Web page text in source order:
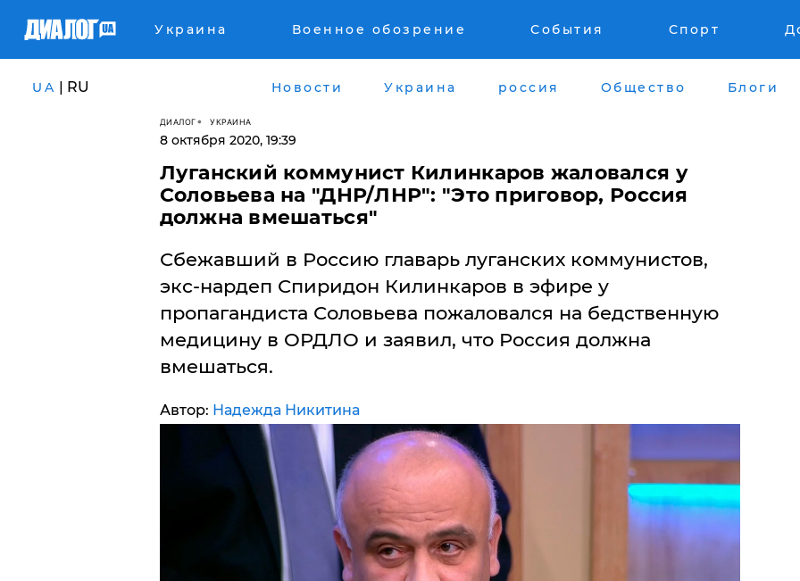
Украина Военное обозрение События Спорт
UA | RU Новости Украина россия Общество Блоги
ДИАЛОГ УКРАИНА
8 октября 2020, 19:39
Луганский коммунист Килинкаров жаловался у
Соловьева на "ДНР/ЛНР": "Это приговор, Россия
должна вмешаться"
Сбежавший в Россию главарь луганских коммунистов,
экс-нардеп Спиридон Килинкаров в эфире у
пропагандиста Соловьева пожаловался на бедственную
медицину в ОРДЛО и заявил, что Россия должна
вмешаться.
Автор: Надежда Никитина